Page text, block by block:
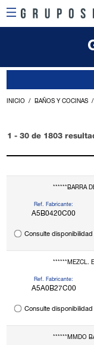
INICIO BAÑOS Y COCINAS
1 - 30 de 1803
******BARRA
Ref. Fabricante:
A5B0420C00
Consulte
******MEZCL.
Ref. Fabricante:
A5A0B27C00
Consulte
******MMDO